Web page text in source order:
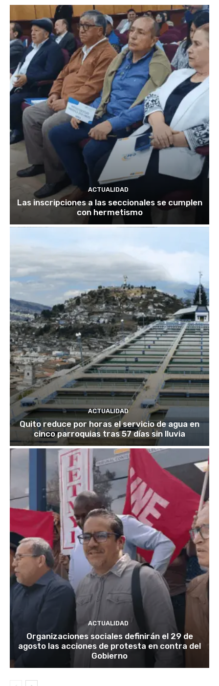
ACTUALIDAD
Las inscripciones a las seccionales se cumplen
con hermetismo
ACTUALIDAD
Quito reduce por horas el servicio de agua en
cinco parroquias tras 57 días sin lluvia
ACTUALIDAD
Organizaciones sociales definirán el 29 de
agosto las acciones de protesta en contra del
Gobierno